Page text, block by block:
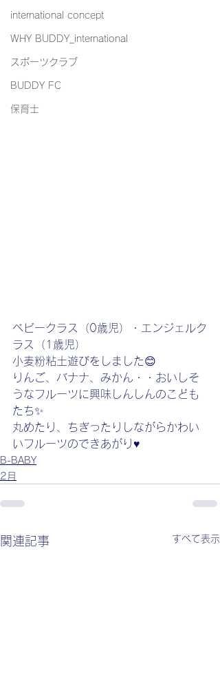
international concept
WHY BUDDY_international
スポーツクラブ
BUDDY FC
保育士
ベビークラス（0歳児）・エンジェルク
ラス（1歳児）
小麦粉粘土遊びをしました😊
りんご、バナナ、みかん・・おいしそ
うなフルーツに興味しんしんのこども
たち✨
丸めたり、ちぎったりしながらかわい
いフルーツのできあがり♥
B-BABY
2月
関連記事 すべて表示